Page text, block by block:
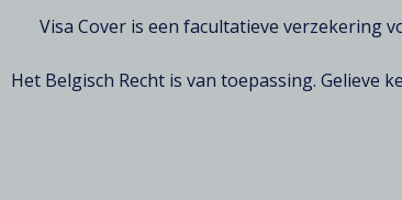
Visa Cover is een facultatieve verzekering
Het Belgisch Recht is van toepassing. Gelieve